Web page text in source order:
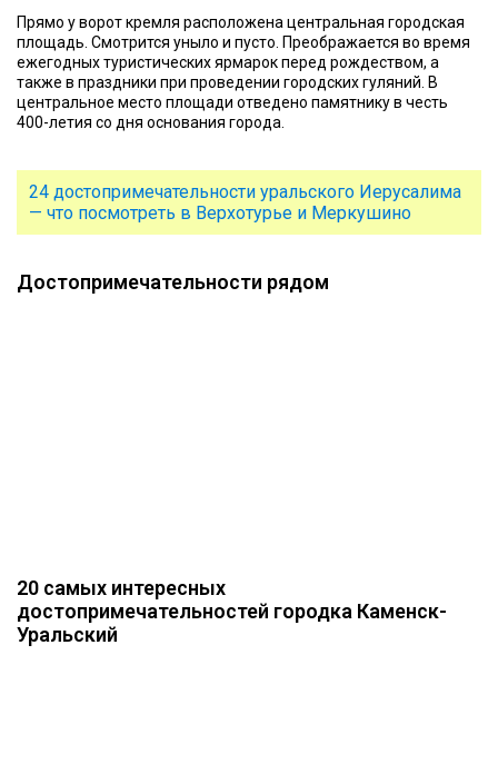
Прямо у ворот кремля расположена центральная городская
площадь. Смотрится уныло и пусто. Преображается во время
ежегодных туристических ярмарок перед рождеством, а
также в праздники при проведении городских гуляний. В
центральное место площади отведено памятнику в честь
400-летия со дня основания города.
24 достопримечательности уральского Иерусалима
— что посмотреть в Верхотурье и Меркушино
Достопримечательности рядом
20 самых интересных
достопримечательностей городка Каменск-
Уральский